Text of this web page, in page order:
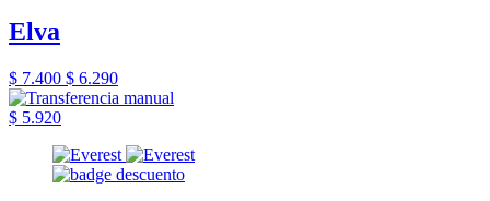
Elva
$ 7.400 $ 6.290
$ 5.920